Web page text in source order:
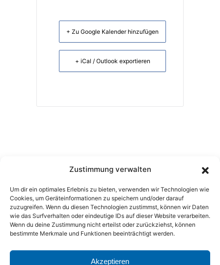
Zustimmung verwalten
Um dir ein optimales Erlebnis zu bieten, verwenden wir Technologien wie
Cookies, um Geräteinformationen zu speichern und/oder darauf
zuzugreifen. Wenn du diesen Technologien zustimmst, können wir Daten
wie das Surfverhalten oder eindeutige IDs auf dieser Website verarbeiten.
Wenn du deine Zustimmung nicht erteilst oder zurückziehst, können
bestimmte Merkmale und Funktionen beeinträchtigt werden.
Akzeptieren
+ Zu Google Kalender hinzufügen
+ iCal / Outlook exportieren
Anfragen:05149 8760
hermann@hoofbeats.de
lambert@hoofbeats.de